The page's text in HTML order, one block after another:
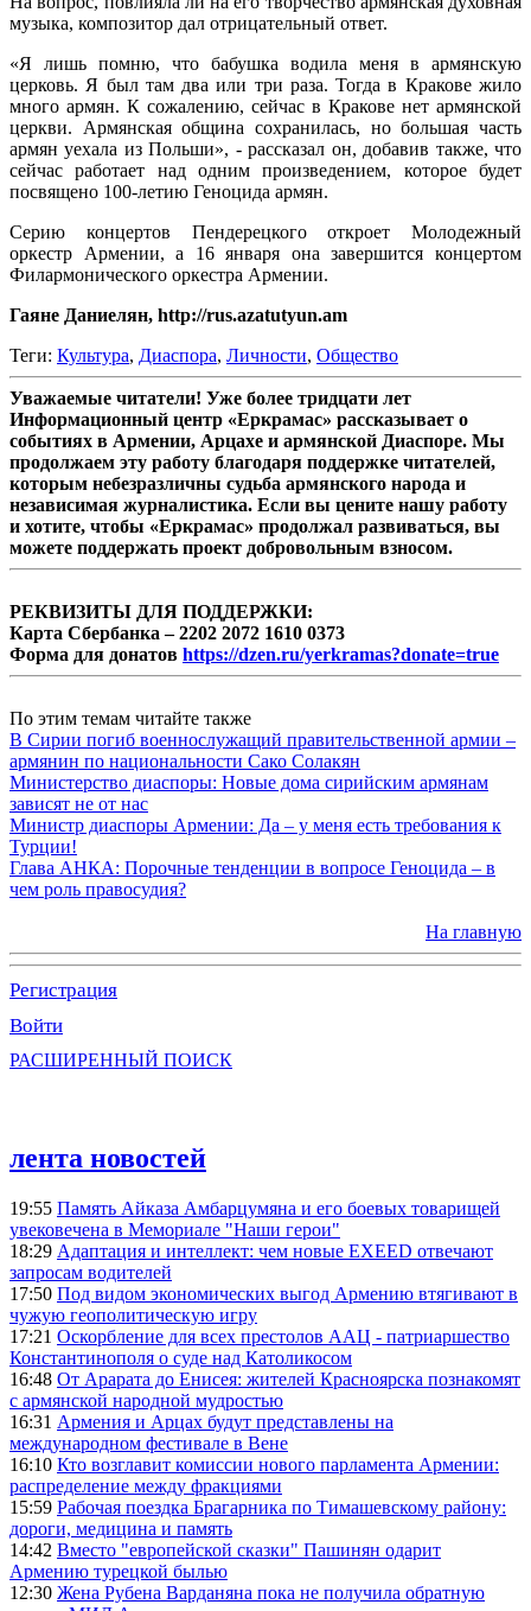
музыка, композитор дал отрицательный ответ.
«Я лишь помню, что бабушка водила меня в армянскую
церковь. Я был там два или три раза. Тогда в Кракове жило
много армян. К сожалению, сейчас в Кракове нет армянской
церкви. Армянская община сохранилась, но большая часть
армян уехала из Польши», - рассказал он, добавив также, что
сейчас работает над одним произведением, которое будет
посвящено 100-летию Геноцида армян.
Серию концертов Пендерецкого откроет Молодежный
оркестр Армении, а 16 января она завершится концертом
Филармонического оркестра Армении.
Гаяне Даниелян, http://rus.azatutyun.am
Теги: Культура, Диаспора, Личности, Общество
Уважаемые читатели! Уже более тридцати лет
Информационный центр «Еркрамас» рассказывает о
событиях в Армении, Арцахе и армянской Диаспоре. Мы
продолжаем эту работу благодаря поддержке читателей,
которым небезразличны судьба армянского народа и
независимая журналистика. Если вы цените нашу работу
и хотите, чтобы «Еркрамас» продолжал развиваться, вы
можете поддержать проект добровольным взносом.
РЕКВИЗИТЫ ДЛЯ ПОДДЕРЖКИ:
Карта Сбербанка – 2202 2072 1610 0373
Форма для донатов https://dzen.ru/yerkramas?donate=true
По этим темам читайте также
В Сирии погиб военнослужащий правительственной армии –
армянин по национальности Сако Солакян
Министерство диаспоры: Новые дома сирийским армянам
зависят не от нас
Министр диаспоры Армении: Да – у меня есть требования к
Турции!
Глава АНКА: Порочные тенденции в вопросе Геноцида – в
чем роль правосудия?
На главную
Регистрация
Войти
РАСШИРЕННЫЙ ПОИСК
лента новостей
19:55 Память Айказа Амбарцумяна и его боевых товарищей
увековечена в Мемориале "Наши герои"
18:29 Адаптация и интеллект: чем новые EXEED отвечают
запросам водителей
17:50 Под видом экономических выгод Армению втягивают в
чужую геополитическую игру
17:21 Оскорбление для всех престолов ААЦ - патриаршество
Константинополя о суде над Католикосом
16:48 От Арарата до Енисея: жителей Красноярска познакомят
с армянской народной мудростью
16:31 Армения и Арцах будут представлены на
международном фестивале в Вене
16:10 Кто возглавит комиссии нового парламента Армении:
распределение между фракциями
15:59 Рабочая поездка Брагарника по Тимашевскому району:
дороги, медицина и память
14:42 Вместо "европейской сказки" Пашинян одарит
Армению турецкой былью
12:30 Жена Рубена Варданяна пока не получила обратную